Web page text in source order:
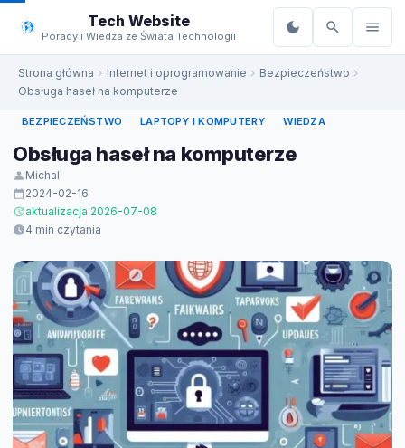
do
treści
Tech Website
Porady i Wiedza ze Świata Technologii
Strona główna Internet i oprogramowanie
Bezpieczeństwo
Obsługa haseł na komputerze
BEZPIECZEŃSTWO LAPTOPY I KOMPUTERY WIEDZA
Obsługa haseł na komputerze
Michal
2024-02-16
aktualizacja 2026-07-08
4 min czytania